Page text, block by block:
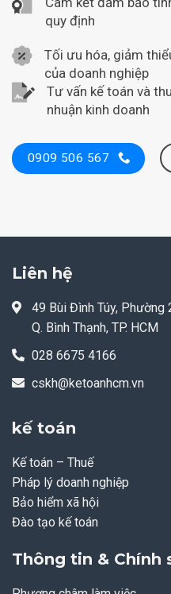
quy định
Tối ưu hóa, giảm
của doanh nghiệp
Tư vấn kế toán và
nhuận kinh doanh
0909 506 567
Liên hệ
49 Bùi Đình Túy, Phường
Q. Bình Thạnh, TP. HCM
028 6675 4166
cskh@ketoanhcm.vn
kế toán
Kế toán – Thuế
Pháp lý doanh nghiệp
Bảo hiểm xã hội
Đào tạo kế toán
Thông tin & Chính